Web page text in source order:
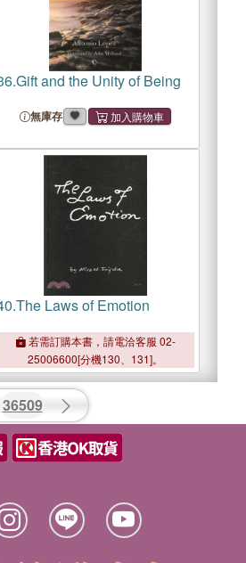
Gift and the Unity of Being
無庫存
The Laws of Emotion
若需訂購本書，請電洽客服 02-
25006600[分機130、131]。
36509